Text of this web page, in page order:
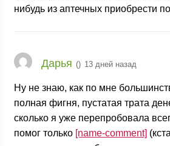
нибудь из аптечных приобрести
Дарья () 13 дней назад
Ну не знаю, как по мне
полная фигня, пустатая трата
сколько я уже перепробовала
помог только [name-comment]